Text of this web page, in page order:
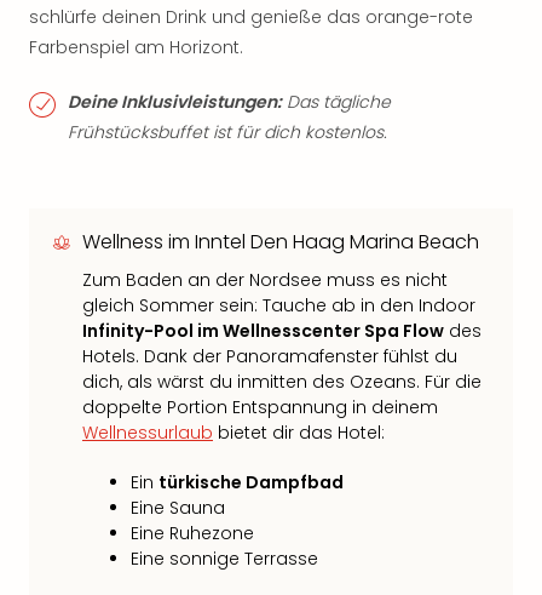
schlürfe deinen Drink und genieße das orange-rote
Farbenspiel am Horizont.
Deine Inklusivleistungen:Das tägliche
Frühstücksbuffet ist für dich kostenlos.
Wellness im Inntel Den Haag Marina Beach
Zum Baden an der Nordsee muss es nicht
gleich Sommer sein: Tauche ab in den Indoor
Infinity-Pool im Wellnesscenter Spa Flow des
Hotels. Dank der Panoramafenster fühlst du
dich, als wärst du inmitten des Ozeans. Für die
doppelte Portion Entspannung in deinem
Wellnessurlaub bietet dir das Hotel:
Ein türkische Dampfbad
Eine Sauna
Eine Ruhezone
Eine sonnige Terrasse